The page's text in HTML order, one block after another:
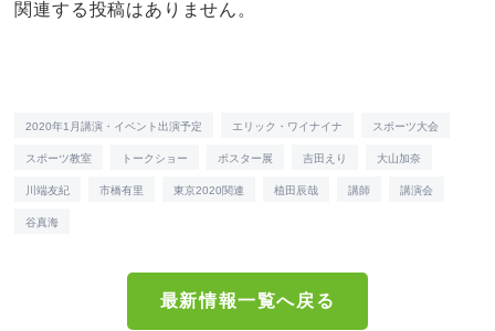
関連する投稿はありません。
2020年1月講演・イベント出演予定 エリック・ワイナイナ スポーツ大会
スポーツ教室 トークショー ポスター展 吉田えり 大山加奈
川端友紀 市橋有里 東京2020関連 植田辰哉 講師 講演会
谷真海
最新情報一覧へ戻る